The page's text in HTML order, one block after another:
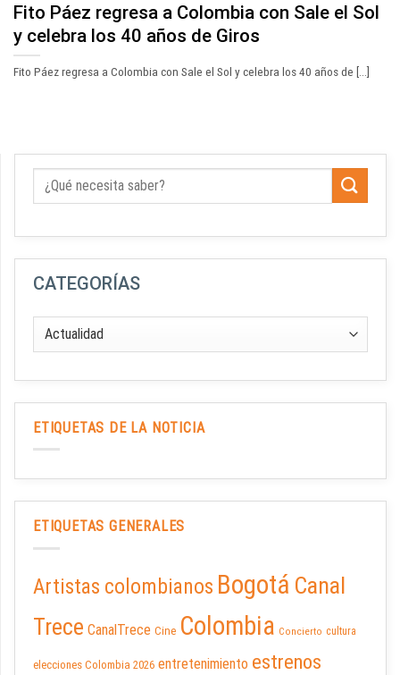
Fito Páez regresa a Colombia con Sale el Sol
y celebra los 40 años de Giros
Fito Páez regresa a Colombia con Sale el Sol y celebra los 40 años de [...]
CATEGORÍAS
ETIQUETAS DE LA NOTICIA
ETIQUETAS GENERALES
Artistas colombianos Bogotá Canal
Trece CanalTrece Cine Colombia Concierto cultura
elecciones Colombia 2026 entretenimiento estrenos